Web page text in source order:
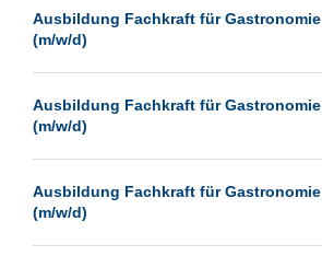
Kassel
Laatzen
Leipzig
Ausbildung Fachkraft für Gastronomie
(m/w/d)
Ausbildung Fachkraft für Gastronomie
(m/w/d)
Ausbildung Fachkraft für Gastronomie
(m/w/d)